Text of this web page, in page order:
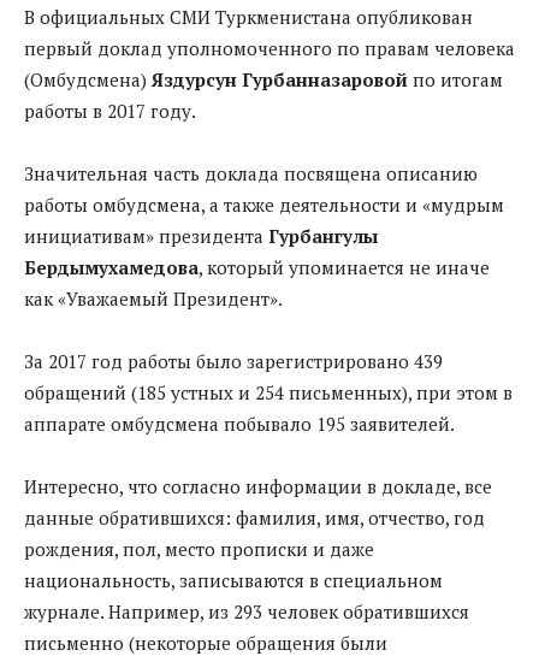
В официальных СМИ Туркменистана опубликован
первый доклад уполномоченного по правам человека
(Омбудсмена) Яздурсун Гурбанназаровой по итогам
работы в 2017 году.
Значительная часть доклада посвящена описанию
работы омбудсмена, а также деятельности и «мудрым
инициативам» президента Гурбангулы
Бердымухамедова, который упоминается не иначе
как «Уважаемый Президент».
За 2017 год работы было зарегистрировано 439
обращений (185 устных и 254 письменных), при этом в
аппарате омбудсмена побывало 195 заявителей.
Интересно, что согласно информации в докладе, все
данные обратившихся: фамилия, имя, отчество, год
рождения, пол, место прописки и даже
национальность, записываются в специальном
журнале. Например, из 293 человек обратившихся
письменно (некоторые обращения были